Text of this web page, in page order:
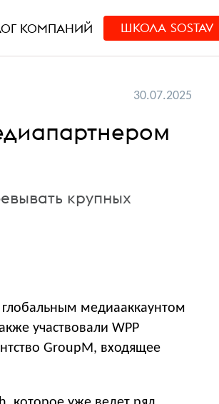
КОМПАНИЙ ШКОЛА SOSTAV
30.07.2025
крупных
медиааккаунтом
участвовали WPP
GroupM, входящее